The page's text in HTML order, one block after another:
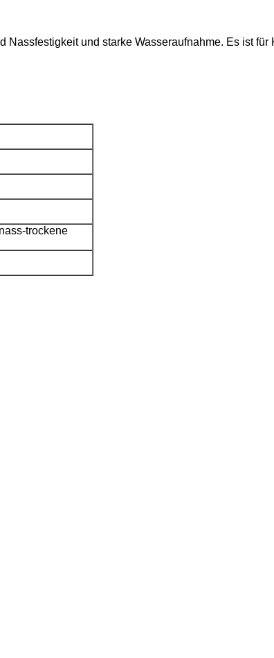
Nassfestigkeit und starke Wasseraufnahme. Es ist
trockene